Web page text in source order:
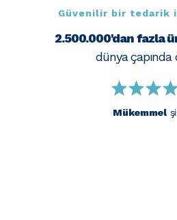
Güvenilir bir tedarik
2.500.000'dan fazla
dünya çapında
Mükemmel